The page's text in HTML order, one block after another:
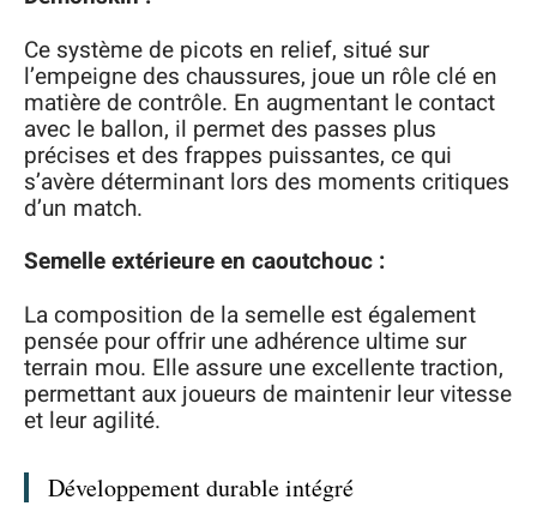
Ce système de picots en relief, situé sur
l’empeigne des chaussures, joue un rôle clé en
matière de contrôle. En augmentant le contact
avec le ballon, il permet des passes plus
précises et des frappes puissantes, ce qui
s’avère déterminant lors des moments critiques
d’un match.
Semelle extérieure en caoutchouc :
La composition de la semelle est également
pensée pour offrir une adhérence ultime sur
terrain mou. Elle assure une excellente traction,
permettant aux joueurs de maintenir leur vitesse
et leur agilité.
Développement durable intégré